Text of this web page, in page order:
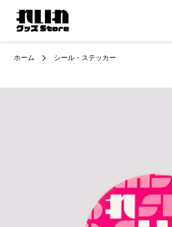
ホーム シール・ステッカー